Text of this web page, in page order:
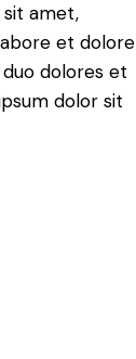
amet,
et dolore
dolores et
dolor sit